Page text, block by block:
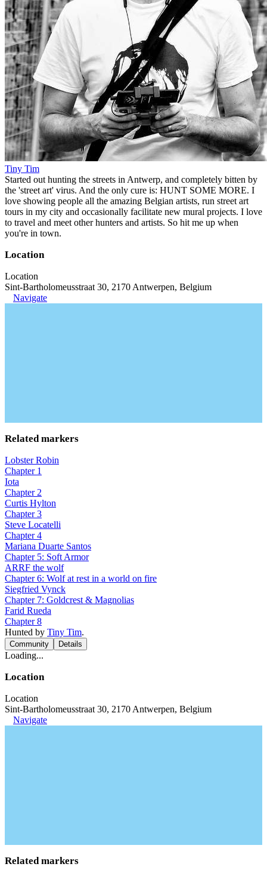
Tiny Tim
Started out hunting the streets in Antwerp, and completely bitten by
the 'street art' virus. And the only cure is: HUNT SOME MORE. I
love showing people all the amazing Belgian artists, run street art
tours in my city and occasionally facilitate new mural projects. I love
to travel and meet other hunters and artists. So hit me up when
you're in town.
Location
Location
Sint-Bartholomeusstraat 30, 2170 Antwerpen, Belgium
Navigate
Related markers
Lobster Robin
Chapter 1
Iota
Chapter 2
Curtis Hylton
Chapter 3
Steve Locatelli
Chapter 4
Mariana Duarte Santos
Chapter 5: Soft Armor
ARRF the wolf
Chapter 6: Wolf at rest in a world on fire
Siegfried Vynck
Chapter 7: Goldcrest & Magnolias
Farid Rueda
Chapter 8
Hunted by Tiny Tim.
Community Details
Loading...
Location
Location
Sint-Bartholomeusstraat 30, 2170 Antwerpen, Belgium
Navigate
Related markers